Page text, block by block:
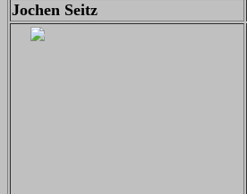
Jochen Seitz